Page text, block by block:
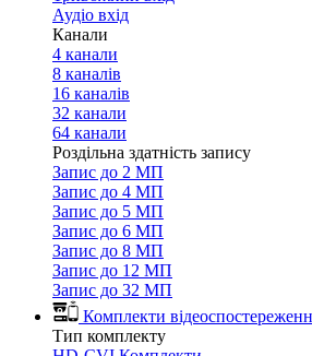
Аудіо вхід
Канали
4 канали
8 каналів
16 каналів
32 канали
64 канали
Роздільна здатність запису
Запис до 2 МП
Запис до 4 МП
Запис до 5 МП
Запис до 6 МП
Запис до 8 МП
Запис до 12 МП
Запис до 32 МП
Комплекти
Тип комплекту